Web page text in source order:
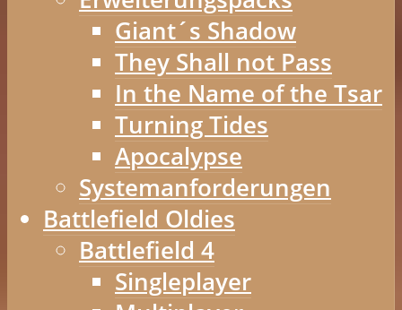
Giant´s Shadow
They Shall not Pass
In the Name of the Tsar
Turning Tides
Apocalypse
Systemanforderungen
Battlefield Oldies
Battlefield 4
Singleplayer